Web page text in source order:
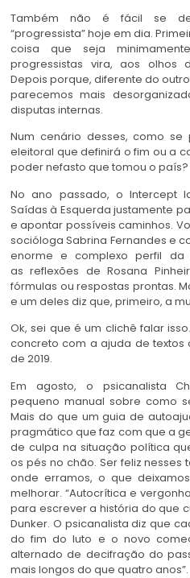
Também não é fácil se
“progressista” hoje em dia.
coisa que seja
progressistas vira, aos olhos
Depois porque, diferente do
parecemos mais
disputas internas.
Num cenário desses, como
eleitoral que definirá o fim ou a
poder nefasto que tomou o país?
No ano passado, o Intercept
Saídas à Esquerda justamente
e apontar possíveis caminhos.
socióloga Sabrina Fernandes e
enorme e complexo perfil da
as reflexões de Rosana
fórmulas ou respostas prontas.
e um deles diz que, primeiro, a
Ok, sei que é um clichê falar
concreto com a ajuda de
de 2019.
Em agosto, o psicanalista
pequeno manual sobre como
Mais do que um guia de
pragmático que faz com que a
de culpa na situação política
os pés no chão. Ser feliz
onde erramos, o que
melhorar. “Autocrítica e
para escrever a história do que
Dunker. O psicanalista diz que
do fim do luto e o novo
alternado de decifração do
mais longos do que quatro anos”.